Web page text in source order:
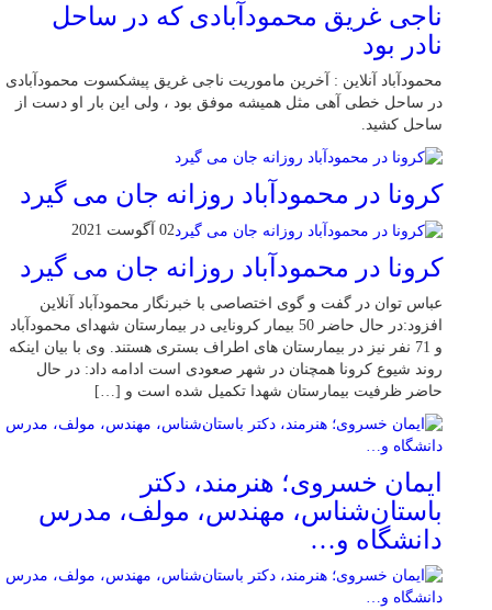
ناجی غریق محمودآبادی که در ساحل
نادر بود
محمودآباد آنلاین : آخرین ماموریت ناجی غریق پیشکسوت محمودآبادی
در ساحل خطی آهی مثل همیشه موفق بود ، ولی این بار او دست از
ساحل کشید.
کرونا در محمودآباد روزانه جان می گیرد
02 آگوست 2021
کرونا در محمودآباد روزانه جان می گیرد
عباس توان در گفت و گوی اختصاصی با خبرنگار محمودآباد آنلاین
افزود:در حال حاضر 50 بیمار کرونایی در بیمارستان شهدای محمودآباد
و 71 نفر نیز در بیمارستان های اطراف بستری هستند. وی با بیان اینکه
روند شیوع کرونا همچنان در شهر صعودی است ادامه داد: در حال
حاضر ظرفیت بیمارستان شهدا تکمیل شده است و […]
ایمان خسروی؛ هنرمند، دکتر
باستان‌شناس، مهندس، مولف، مدرس
دانشگاه و…